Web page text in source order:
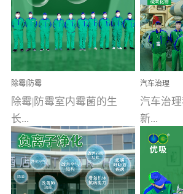
文明的进步，创造了多姿
多彩的家居产品和生活情
调，但也带来了以甲醛为
首的室内...
液，具备
毒的功
99.99%
液来说
除霉|防霉
除霉|防霉室内霉菌的生
长...
受温度、湿度、基质养
分、通风四个条件影响，
汽车治理
汽车治
新...
装修完
车的甲